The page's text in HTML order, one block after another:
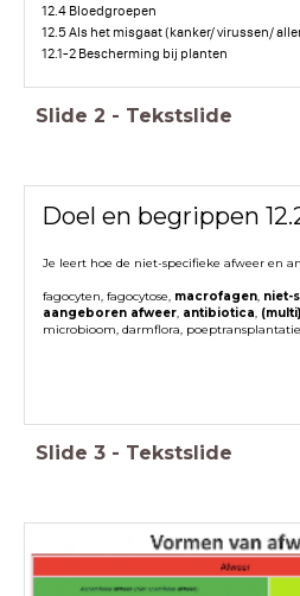
12.4 Bloedgroepen
12.5 Als het misgaat (kanker/ virussen/
12.1-2 Bescherming bij planten
Slide 2 - Tekstslide
Doel en begrippen
Je leert hoe de niet-specifieke afweer en
fagocyten, fagocytose, macrofagen niet-
aangeboren afweer antibiotica
microbioom, darmflora, poeptransplantatie
Slide 3 - Tekstslide